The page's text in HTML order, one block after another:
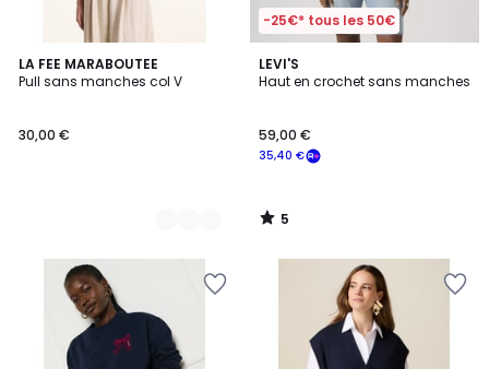
LA FEE MARABOUTEE
Pull sans manches col V
30,00 €
2
Couleurs
-25€* tous les 50€
LEVI'S
Haut en crochet sans manches
35,40 €
59,00 €
5
/
5
/